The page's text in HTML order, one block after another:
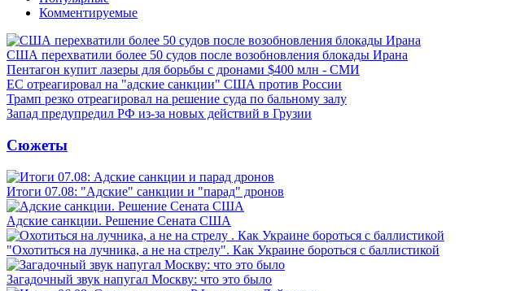
Комментируемые
США перехватили более 50 судов после возобновления блокады Ирана
Пентагон купит лазеры для борьбы с дронами $400 млн - СМИ
ЕС отреагировал на "адские санкции" США против России
Трамп резко отреагировал на решение суда по бальному залу
Запад предупредил РФ из-за новых действий в Грузии
Сюжеты
Итоги 07.08: "Адские" санкции и "парад" дронов
Адские санкции. Решение Сената США
"Охотиться на лучника, а не на стрелу". Как Украине бороться с баллистикой
Загадочный звук напугал Москву: что это было